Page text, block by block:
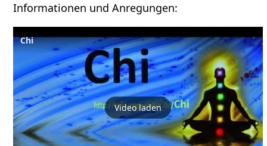
Informationen und Anregungen:
Chi
Video laden